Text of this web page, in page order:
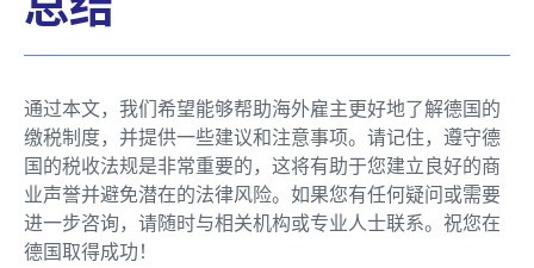
通过本文，我们希望能够帮助海外雇主更好地了解德国的
缴税制度，并提供一些建议和注意事项。请记住，遵守德
国的税收法规是非常重要的，这将有助于您建立良好的商
业声誉并避免潜在的法律风险。如果您有任何疑问或需要
进一步咨询，请随时与相关机构或专业人士联系。祝您在
德国取得成功！